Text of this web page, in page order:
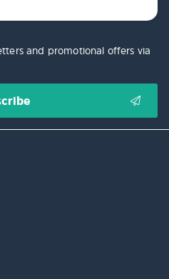
and promotional offers via